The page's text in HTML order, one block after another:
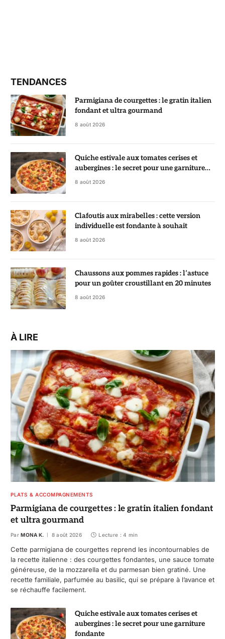
TENDANCES
Parmigiana de courgettes : le gratin italien
fondant et ultra gourmand
8 août 2026
Quiche estivale aux tomates cerises et
aubergines : le secret pour une garniture
fondante
8 août 2026
Clafoutis aux mirabelles : cette version
individuelle est fondante à souhait
8 août 2026
Chaussons aux pommes rapides : l’astuce
pour un goûter croustillant en 20 minutes
8 août 2026
À LIRE
PLATS & ACCOMPAGNEMENTS
Parmigiana de courgettes : le gratin italien fondant
et ultra gourmand
Par MONA K. 8 août 2026 Lecture : 4 min
Cette parmigiana de courgettes reprend les incontournables de
la recette italienne : des courgettes fondantes, une sauce tomate
généreuse, de la mozzarella et du parmesan bien gratiné. Une
recette familiale, parfumée au basilic, qui se prépare à l’avance et
se réchauffe facilement.
Quiche estivale aux tomates cerises et
aubergines : le secret pour une garniture
fondante